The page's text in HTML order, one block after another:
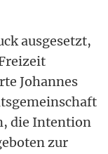
ausgesetzt,
Johannes
die Intention
zur